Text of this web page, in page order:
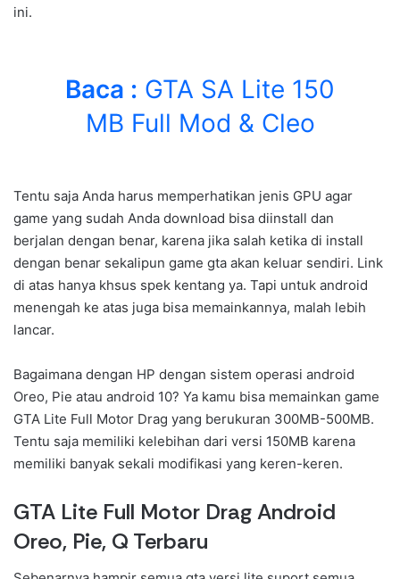
ini.
Baca : GTA SA Lite 150
MB Full Mod & Cleo
Tentu saja Anda harus memperhatikan jenis GPU agar
game yang sudah Anda download bisa diinstall dan
berjalan dengan benar, karena jika salah ketika di install
dengan benar sekalipun game gta akan keluar sendiri. Link
di atas hanya khsus spek kentang ya. Tapi untuk android
menengah ke atas juga bisa memainkannya, malah lebih
lancar.
Bagaimana dengan HP dengan sistem operasi android
Oreo, Pie atau android 10? Ya kamu bisa memainkan game
GTA Lite Full Motor Drag yang berukuran 300MB-500MB.
Tentu saja memiliki kelebihan dari versi 150MB karena
memiliki banyak sekali modifikasi yang keren-keren.
GTA Lite Full Motor Drag Android
Oreo, Pie, Q Terbaru